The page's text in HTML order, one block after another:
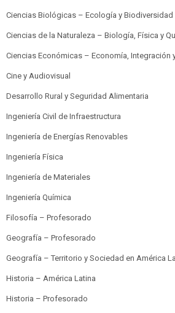
Ciencias Biológicas – Ecología y Biodiversidad
Ciencias de la Naturaleza – Biología, Física y
Ciencias Económicas – Economía, Integración
Cine y Audiovisual
Desarrollo Rural y Seguridad Alimentaria
Ingeniería Civil de Infraestructura
Ingeniería de Energías Renovables
Ingeniería Física
Ingeniería de Materiales
Ingeniería Química
Filosofía – Profesorado
Geografía – Profesorado
Geografía – Territorio y Sociedad en América
Historia – América Latina
Historia – Profesorado